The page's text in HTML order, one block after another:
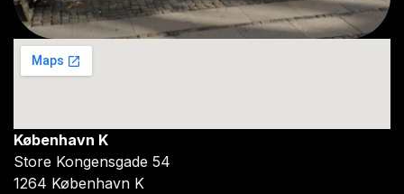
København K
Store Kongensgade 54
1264 København K